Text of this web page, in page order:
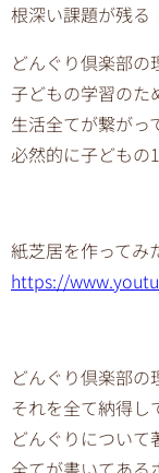
根深い課題が残る
どんぐり倶楽部の
子どもの学習のた
生活全てが繋がっ
必然的に子どもの
紙芝居を作ってみ
https://
どんぐり倶楽部の
それを全て納得し
どんぐりについて